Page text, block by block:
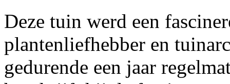
Deze tuin werd een
plantenliefhebber en
gedurende een jaar